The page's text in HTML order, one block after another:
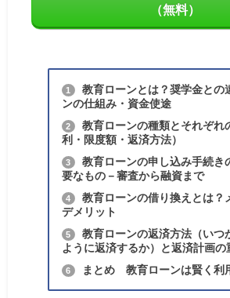
（無料）
1
教育ローンとは？奨学金との
ンの仕組み・資金使途
2
教育ローンの種類とそれぞれ
利・限度額・返済方法）
3
教育ローンの申し込み手続き
要なもの－審査から融資まで
4
教育ローンの借り換えとは？
デメリット
5
教育ローンの返済方法（いつ
ように返済するか）と返済計画の
6 まとめ 教育ローンは賢く利